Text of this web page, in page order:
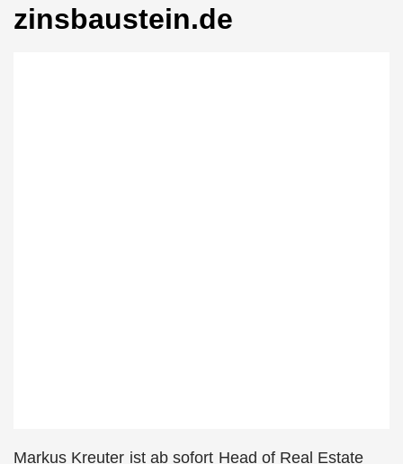
zinsbaustein.de
Markus Kreuter ist ab sofort Head of Real Estate